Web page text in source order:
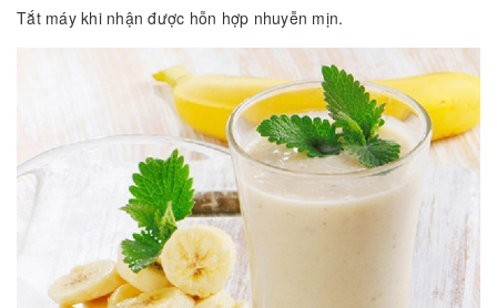
Tắt máy khi nhận được hỗn hợp nhuyễn mịn.